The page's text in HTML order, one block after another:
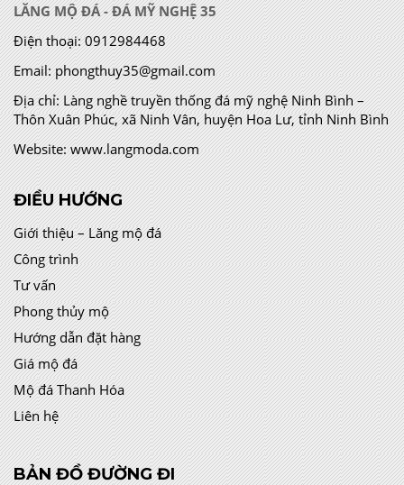
LĂNG MỘ ĐÁ - ĐÁ MỸ NGHỆ 35
Điện thoại: 0912984468
Email: phongthuy35@gmail.com
Địa chỉ:Làng nghề truyền thống đá mỹ nghệ Ninh Bình –
Thôn Xuân Phúc, xã Ninh Vân, huyện Hoa Lư, tỉnh Ninh Bình
Website: www.langmoda.com
ĐIỀU HƯỚNG
Giới thiệu – Lăng mộ đá
Công trình
Tư vấn
Phong thủy mộ
Hướng dẫn đặt hàng
Giá mộ đá
Mộ đá Thanh Hóa
Liên hệ
BẢN ĐỒ ĐƯỜNG ĐI